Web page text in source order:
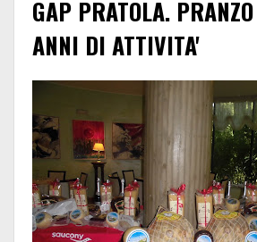
GAP PRATOLA.
ANNI DI ATTIVITA'